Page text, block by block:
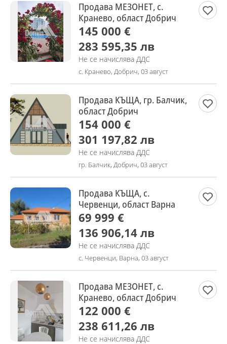
Продава МЕЗОНЕТ, с.
Кранево, област Добрич
145 000 €
283 595,35 лв
Не се начислява ДДС
с. Кранево, Добрич, 03 август
Продава КЪЩА, гр. Балчик,
област Добрич
154 000 €
301 197,82 лв
Не се начислява ДДС
гр. Балчик, Добрич, 03 август
Продава КЪЩА, с.
Червенци, област Варна
69 999 €
136 906,14 лв
Не се начислява ДДС
с. Червенци, Варна, 03 август
Продава МЕЗОНЕТ, с.
Кранево, област Добрич
122 000 €
238 611,26 лв
Не се начислява ДДС